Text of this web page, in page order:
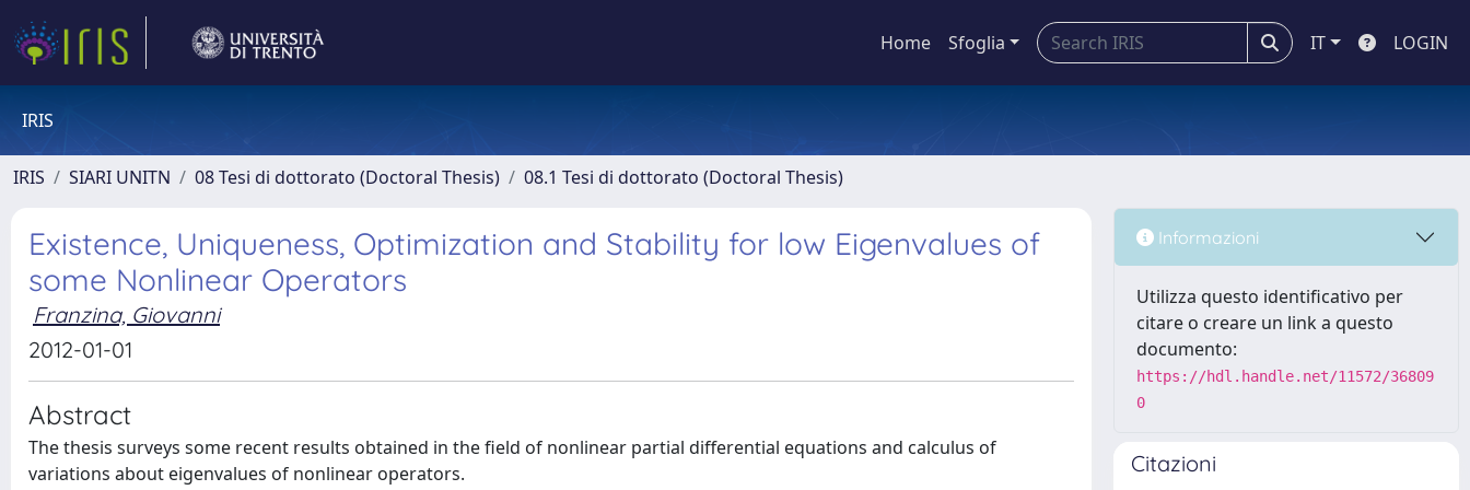
Home Sfoglia IT LOGIN
IRIS
IRIS SIARI UNITN 08 Tesi di dottorato (Doctoral Thesis) 08.1 Tesi di dottorato (Doctoral Thesis)
Existence, Uniqueness, Optimization and Stability for low Eigenvalues of
some Nonlinear Operators
Franzina, Giovanni
2012-01-01
Abstract
The thesis surveys some recent results obtained in the field of nonlinear partial differential equations and calculus of
variations about eigenvalues of nonlinear operators.
Informazioni
Utilizza questo identificativo per
citare o creare un link a questo
documento:
https://hdl.handle.net/11572/36809
0
Citazioni